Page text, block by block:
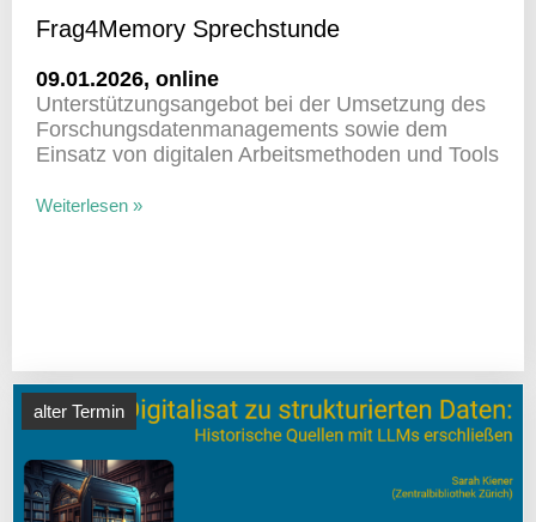
Frag4Memory Sprech­stunde
09.01.2026, online
Unter­stüt­zungs­an­gebot bei der Umset­zung des
Forschungs­da­ten­ma­nage­ments sowie dem
Einsatz von digi­talen Arbeits­me­thoden und Tools
Weiterlesen »
alter Termin